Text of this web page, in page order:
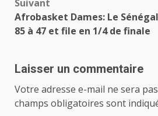
Suivant
Afrobasket Dames: Le
85 à 47 et file en 1/4 de finale
Laisser un commentaire
Votre adresse e-mail ne sera
champs obligatoires sont